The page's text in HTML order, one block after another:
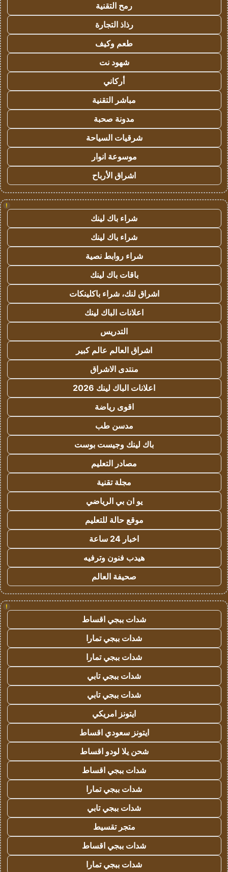
رمح التقنية
رذاذ التجارة
طعم وكيف
شهود نت
أركاني
مباشر التقنية
مدونة صحبة
شرقيات السياحة
موسوعة انوار
اشراق الأرباح
!
شراء باك لينك
شراء باك لينك
شراء روابط نصية
باقات باك لينك
اشراق لنك، شراء باكلينكات
اعلانات الباك لينك
التدريس
اشراق العالم عالم كبير
منتدى الاشراق
اعلانات الباك لينك 2026
اقوى رياضة
مدسن طب
باك لينك وجيست بوست
مصادر التعليم
مجلة تقنية
يو ان بي الرياضي
موقع حالة للتعليم
اخبار 24 ساعة
هيدب فنون وترفيه
صحيفة العالم
!
شدات ببجي اقساط
شدات ببجي تمارا
شدات ببجي تمارا
شدات ببجي تابي
شدات ببجي تابي
ايتونز امريكي
ايتونز سعودي اقساط
شحن يلا لودو اقساط
شدات ببجي اقساط
شدات ببجي تمارا
شدات ببجي تابي
متجر تقسيط
شدات ببجي اقساط
شدات ببجي تمارا